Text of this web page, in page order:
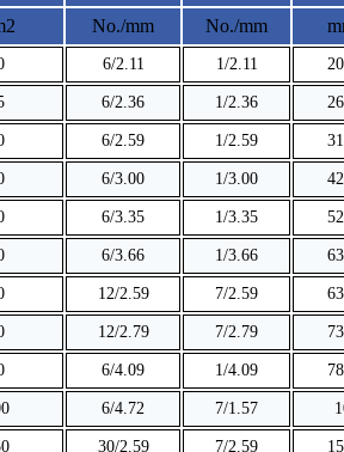
No./mm No./mm
6/2.11 1/2.11
6/2.36 1/2.36
6/2.59 1/2.59
6/3.00 1/3.00
6/3.35 1/3.35
6/3.66 1/3.66
12/2.59 7/2.59
12/2.79 7/2.79
6/4.09 1/4.09
6/4.72 7/1.57
30/2.59 7/2.59